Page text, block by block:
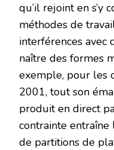
qu’il rejoint en s’y
méthodes de
interférences avec
naître des formes
exemple, pour les
2001, tout son
produit en direct
contrainte
de partitions de